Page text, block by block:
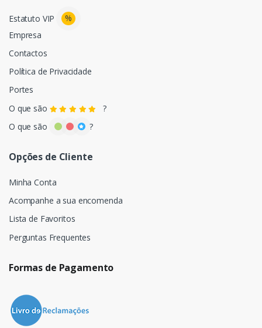
Estatuto VIP
%
Empresa
Contactos
Política de Privacidade
Portes
O que são
?
O que são
?
Opções de Cliente
Minha Conta
Acompanhe a sua encomenda
Lista de Favoritos
Perguntas Frequentes
Formas de Pagamento